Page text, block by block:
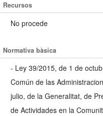
Recursos
No procede
Normativa bàsica
- Ley 39/2015, de 1 de
Común de las
julio, de la Generalitat, de
de Actividades en la